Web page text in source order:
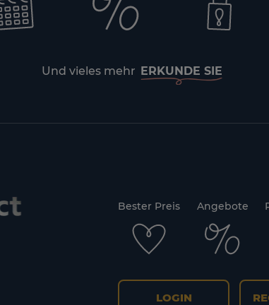
Und vieles mehr ERKUNDE SIE
Bester Preis Angebote
LOGIN